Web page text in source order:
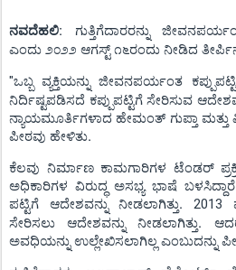
ನವದೆಹಲಿ: ಗುತ್ತಿಗೆದಾರರನ್ನು
ಎಂದು೨೦೨೨ ಆಗಸ್ಟ್‌ ೧೬ರಂದು ನೀಡಿದ
"ಒಬ್ಬ ವ್ಯಕ್ತಿಯನ್ನು ಜೀವನಪರ್ಯಂತ
ನಿರ್ದಿಷ್ಟಪಡಿಸದೆ ಕಪ್ಪುಪಟ್ಟಿಗೆ ಸೇರಿಸುವ
ನ್ಯಾಯಮೂರ್ತಿಗಳಾದ ಹೇಮಂತ್ ಗುಪ್ತಾ
ಪೀಠವು ಹೇಳಿತು.
ಕೆಲವು ನಿರ್ಮಾಣ ಕಾಮಗಾರಿಗಳ ಟೆಂಡರ್
ಅಧಿಕಾರಿಗಳ ವಿರುದ್ಧ ಅಸಭ್ಯ ಭಾಷೆ
ಪಟ್ಟಿಗೆ ಆದೇಶವನ್ನು ನೀಡಲಾಗಿತ್ತು. 2013
ಸೇರಿಸಲುಆದೇಶವನ್ನು ನೀಡಲಾಗಿತ್ತು.
ಅವಧಿಯನ್ನು ಉಲ್ಲೇಖಿಸಲಾಗಿಲ್ಲ ಎಂಬುದನ್ನು